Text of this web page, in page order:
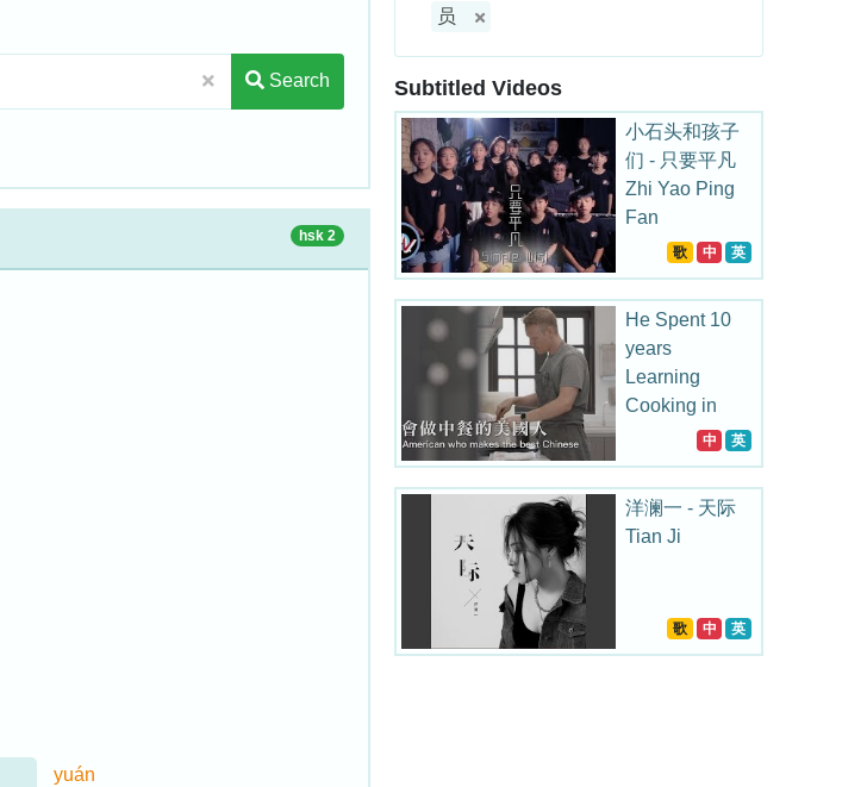
Search
hsk 2
yuán
员
Subtitled Videos
小石头和孩子
们 - 只要平凡
Zhi Yao Ping
Fan
歌 中 英
He Spent 10
years
Learning
Cooking in
中 英
洋澜一 - 天际
Tian Ji
歌 中 英